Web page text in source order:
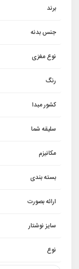
برند
جنس بدنه
نوع مغزی
رنگ
کشور مبدا
سلیقه شما
مکانیزم
بسته بندی
ارائه بصورت
سایز نوشتار
نوع